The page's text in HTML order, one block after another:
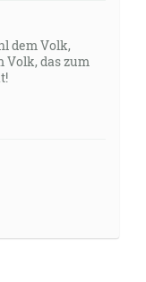
dem Volk,
Volk, das zum